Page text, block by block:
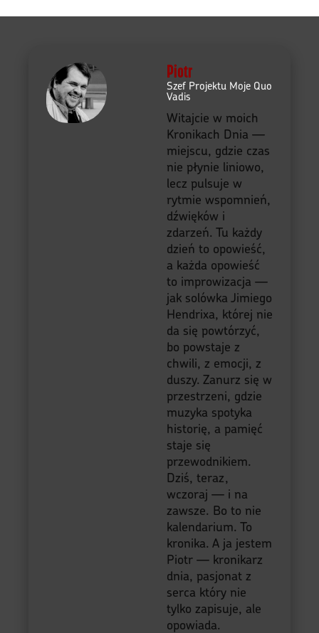
Piotr
Szef Projektu Moje Quo
Vadis
Witajcie w moich
Kronikach Dnia —
miejscu, gdzie czas
nie płynie liniowo,
lecz pulsuje w
rytmie wspomnień,
dźwięków i
zdarzeń. Tu każdy
dzień to opowieść,
a każda opowieść
to improwizacja —
jak solówka Jimiego
Hendrixa, której nie
da się powtórzyć,
bo powstaje z
chwili, z emocji, z
duszy. Zanurz się w
przestrzeni, gdzie
muzyka spotyka
historię, a pamięć
staje się
przewodnikiem.
Dziś, teraz,
wczoraj — i na
zawsze. Bo to nie
kalendarium. To
kronika. A ja jestem
Piotr — kronikarz
dnia, pasjonat z
serca który nie
tylko zapisuje, ale
opowiada.